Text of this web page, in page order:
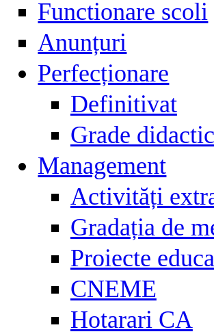
Functionare scoli
Anunțuri
Perfecționare
Definitivat
Grade
Management
Activități
Gradația de
Proiecte
CNEME
Hotarari CA